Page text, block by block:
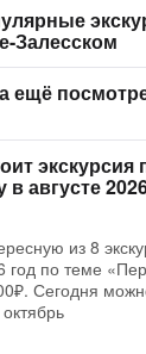
Залесском
ещё
в августе
из 8
год по теме
Сегодня